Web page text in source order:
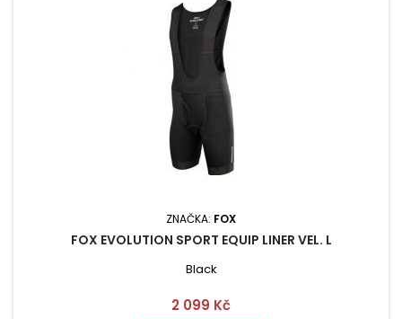
ZNAČKA: FOX
FOX EVOLUTION SPORT EQUIP LINER VEL. L
Black
Cena
2 099 Kč